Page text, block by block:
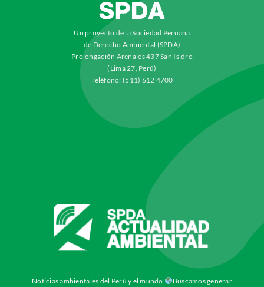
Un proyecto de la Sociedad Peruana
de Derecho Ambiental (SPDA)
Prolongación Arenales 437 San Isidro
(Lima 27, Perú)
Teléfono: (511) 612 4700
Noticias ambientales del Perú y el mundo Buscamos generar